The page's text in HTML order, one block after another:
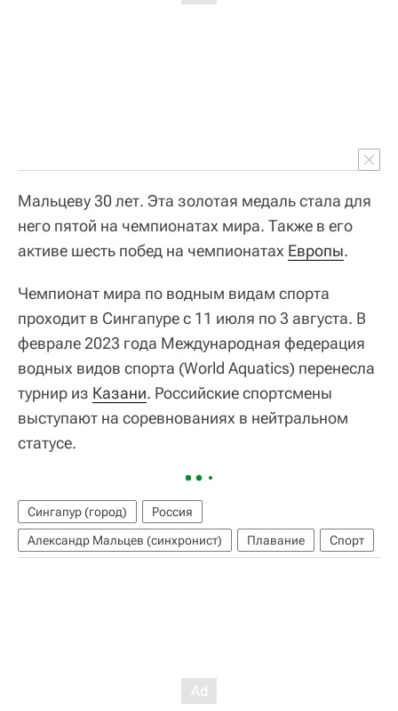
Мальцеву 30 лет. Эта золотая медаль стала для
него пятой на чемпионатах мира. Также в его
активе шесть побед на чемпионатах Европы.
Чемпионат мира по водным видам спорта
проходит в Сингапуре с 11 июля по 3 августа. В
феврале 2023 года Международная федерация
водных видов спорта (World Aquatics) перенесла
турнир из Казани. Российские спортсмены
выступают на соревнованиях в нейтральном
статусе.
Сингапур (город)
Россия
Александр Мальцев (синхронист)
Плавание Спорт